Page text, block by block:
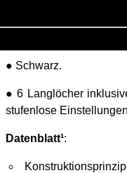
● Schwarz.
● 6 Langlöcher
stufenlose
Datenblatt¹: